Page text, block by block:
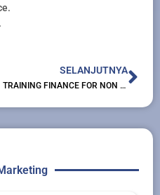
SELANJUTNYA
TRAINING FINANCE FOR NON FINANCE